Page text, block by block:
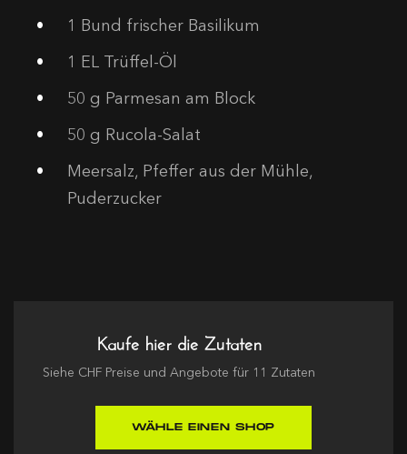
1 Bund frischer Basilikum
1 EL Trüffel-Öl
50 g Parmesan am Block
50 g Rucola-Salat
Meersalz, Pfeffer aus der Mühle,
Puderzucker
Kaufe hier die Zutaten
Siehe CHF Preise und Angebote für 11 Zutaten
WÄHLE EINEN SHOP